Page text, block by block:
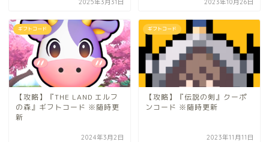
2025年3月31日 2023年10月26日
ギフトコード
【攻略】『THE LAND エルフ
の森』ギフトコード ※随時更
新
2024年3月2日
ギフトコード
【攻略】『伝説の剣』クーポ
ンコード ※随時更新
2023年11月11日